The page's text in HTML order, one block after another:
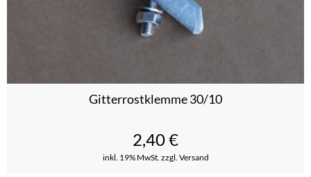
Gitterrostklemme 30/10
inkl. 19% MwSt. zzgl. Versand
2,40€